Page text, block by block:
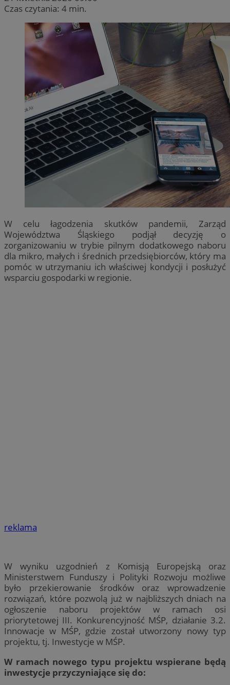
Czas czytania: 4 min.
W celu łagodzenia skutków pandemii, Zarząd
Województwa Śląskiego podjął decyzję o
zorganizowaniu w trybie pilnym dodatkowego naboru
dla mikro, małych i średnich przedsiębiorców, który ma
pomóc w utrzymaniu ich właściwej kondycji i posłużyć
wsparciu gospodarki w regionie.
reklama
W wyniku uzgodnień z Komisją Europejską oraz
Ministerstwem Funduszy i Polityki Rozwoju możliwe
było przekierowanie środków oraz wprowadzenie
rozwiązań, które pozwolą już w najbliższych dniach na
ogłoszenie naboru projektów w ramach osi
priorytetowej III. Konkurencyjność MŚP, działanie 3.2.
Innowacje w MŚP, gdzie został utworzony nowy typ
projektu, tj. Inwestycje w MŚP.
W ramach nowego typu projektu wspierane będą
inwestycje przyczyniające się do: